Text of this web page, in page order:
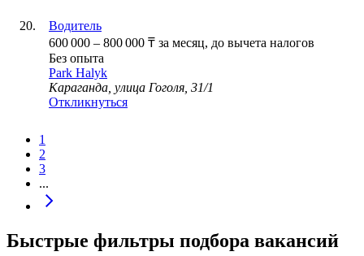
Водитель
600 000 – 800 000 ₸ за месяц, до вычета налогов
Без опыта
Park Halyk
Караганда, улица Гоголя, 31/1
Откликнуться
1
2
3
...
Быстрые фильтры подбора вакансий